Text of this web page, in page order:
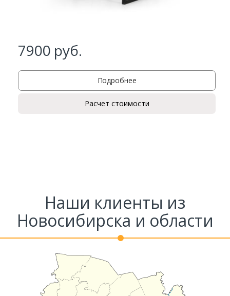
Комментарий к заказу
7900 руб.
Подробнее
Расчет стоимости
Наши клиенты из
Новосибирска и области